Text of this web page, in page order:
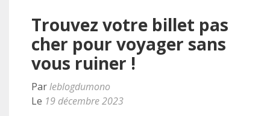
Trouvez votre billet pas
cher pour voyager sans
vous ruiner !
Parleblogdumono
Le 19 décembre 2023